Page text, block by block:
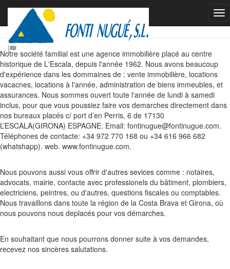
À propos de nous
Notre société familial est une agence immobilière placé au centre
historique de L'Escala, depuis l'année 1962. Nous avons beaucoup
d'expérience dans les dommaines de : vente immobilière, locations
vacacnes, locations à l'année, administration de biens immeubles, et
assurances. Nous sommes ouvert toute l'année de lundi à samedi
inclus, pour que vous poussiez faire vos demarches directement dans
nos bureaux placés c/ port d’en Perris, 6 de 17130
L’ESCALA(GIRONA) ESPAGNE. Email: fontinugue@fontinugue.com.
Téléphones de contacte: +34 972 770 168 ou +34 616 966 682
(whatshapp). web. www.fontinugue.com.
Nous pouvons aussi vous offrir d'autres sevices comme : notaires,
advocats, mairie, contacte avec professionels du bâtiment, plombiers,
electriciens, peintres, ou d'autres, questions fiscales ou comptables.
Nous travaillons dans toute la région de la Costa Brava et Girona, où
nous pouvons nous deplacés pour vos démarches.
En souhaitant que nous pourrons donner suite à vos demandes,
recevez nos sincères salutations.